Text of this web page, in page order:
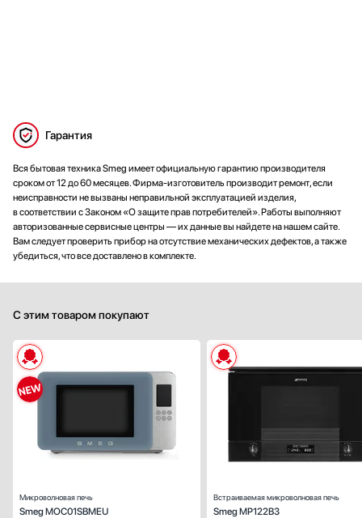
Гарантия
Вся бытовая техника Smeg имеет официальную гарантию производителя
сроком от 12 до 60 месяцев. Фирма-изготовитель производит ремонт, если
неисправности не вызваны неправильной эксплуатацией изделия,
в соответствии с Законом «О защите прав потребителей». Работы выполняют
авторизованные сервисные центры — их данные вы найдете на нашем сайте.
Вам следует проверить прибор на отсутствие механических дефектов, а также
убедиться, что все доставлено в комплекте.
С этим товаром покупают
Микроволновая печь
Smeg MOC01SBMEU
Встраиваемая микроволновая печь
Smeg MP122B3